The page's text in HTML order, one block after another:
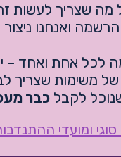
שצריך לעשות
ואנחנו
לכל אחת ואחד –
של משימות שצריך
לקבל כבר
ומועדי